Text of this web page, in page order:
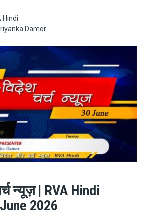
Hindi
Damor
न्यूज़ | RVA Hindi
2026